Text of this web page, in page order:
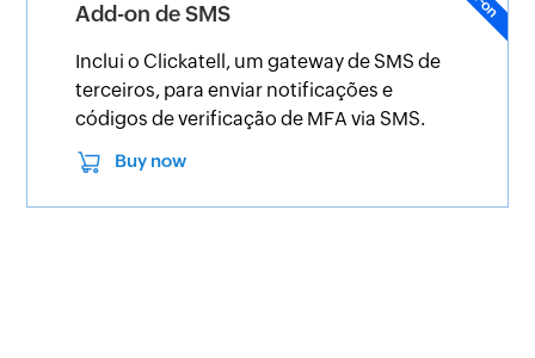
Add-on de SMS
Inclui o Clickatell, um gateway de SMS de
terceiros, para enviar notificações e
códigos de verificação de MFA via SMS.
Buy now